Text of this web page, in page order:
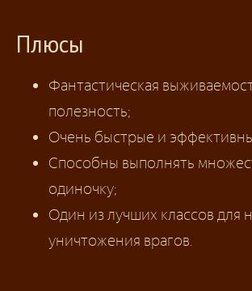
Плюсы
Фантастическая
полезность;
Очень быстрые и
Способны выполнять
одиночку;
Один из лучших классов для
уничтожения врагов.